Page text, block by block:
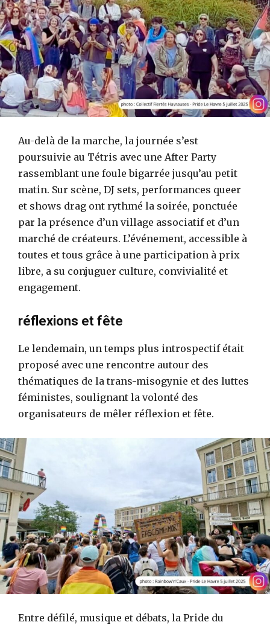
Au-delà de la marche, la journée s’est
poursuivie au Tétris avec une After Party
rassemblant une foule bigarrée jusqu’au petit
matin. Sur scène, DJ sets, performances queer
et shows drag ont rythmé la soirée, ponctuée
par la présence d’un village associatif et d’un
marché de créateurs. L’événement, accessible à
toutes et tous grâce à une participation à prix
libre, a su conjuguer culture, convivialité et
engagement.
réflexions et fête
Le lendemain, un temps plus introspectif était
proposé avec une rencontre autour des
thématiques de la trans-misogynie et des luttes
féministes, soulignant la volonté des
organisateurs de mêler réflexion et fête.
Entre défilé, musique et débats, la Pride du